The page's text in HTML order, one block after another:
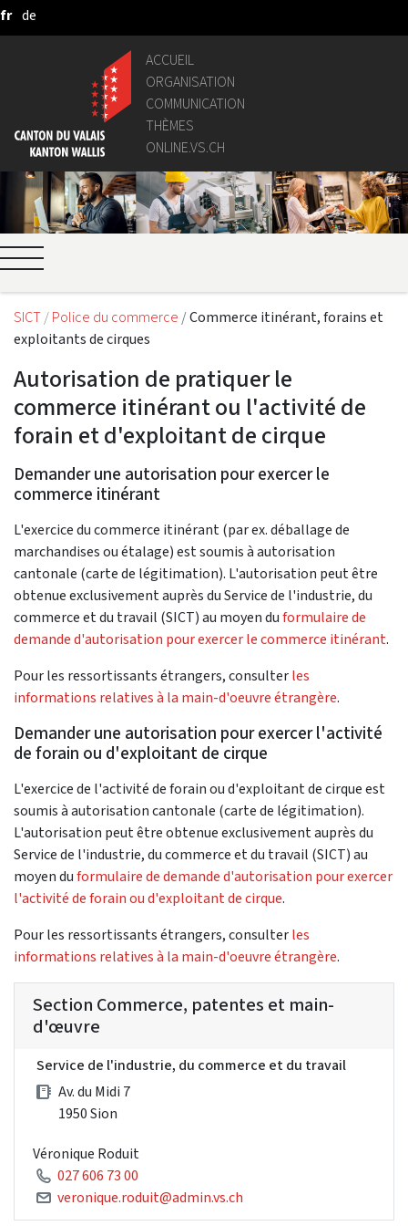
Saut au contenu principal
fr de
ACCUEIL
ORGANISATION
COMMUNICATION
THÈMES
ONLINE.VS.CH
SICT Police du commerce
Commerce itinérant, forains et
exploitants de cirques
Autorisation de pratiquer le
commerce itinérant ou l'activité de
forain et d'exploitant de cirque
Demander une autorisation pour exercer le
commerce itinérant
L'exercice du commerce itinérant (par ex. déballage de
marchandises ou étalage) est soumis à autorisation
cantonale (carte de légitimation). L'autorisation peut être
obtenue exclusivement auprès du Service de l'industrie, du
commerce et du travail (SICT) au moyen duformulaire de
demande d'autorisation pour exercer le commerce itinérant.
Pour les ressortissants étrangers, consulterles
informations relatives à la main-d'oeuvre étrangère.
Demander une autorisation pour exercer l'activité
de forain ou d'exploitant de cirque
L'exercice de l'activité de forain ou d'exploitant de cirque est
soumis à autorisation cantonale (carte de légitimation).
L'autorisation peut être obtenue exclusivement auprès du
Service de l'industrie, du commerce et du travail (SICT) au
moyen duformulaire de demande d'autorisation pour exercer
l'activité de forain ou d'exploitant de cirque.
Pour les ressortissants étrangers, consulterles
informations relatives à la main-d'oeuvre étrangère.
Section Commerce, patentes et main-
d'œuvre
Service de l'industrie, du commerce et du travail
Av. du Midi 7
1950 Sion
Véronique Roduit
027 606 73 00
veronique.roduit@admin.vs.ch